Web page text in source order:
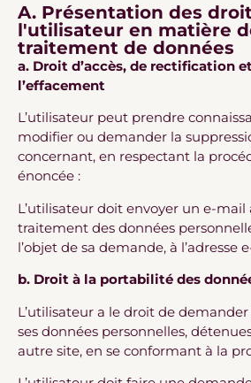
A. Présentation des
l'utilisateur en matière
traitement de données
a. Droit d’accès, de rectification
l’effacement
L’utilisateur peut prendre
modifier ou demander la
concernant, en respectant la
énoncée :
L’utilisateur doit envoyer un e-mail
traitement des données
l’objet de sa demande, à l’adresse
b. Droit à la portabilité des
L’utilisateur a le droit de
ses données personnelles,
autre site, en se conformant à la